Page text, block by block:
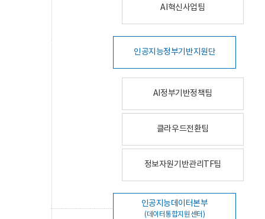
AI혁신사업팀
인공지능정부기반지원단
AI정부기반정책팀
클라우드전환팀
정보자원기반관리TF팀
인공지능데이터본부
(데이터통합지원센터)